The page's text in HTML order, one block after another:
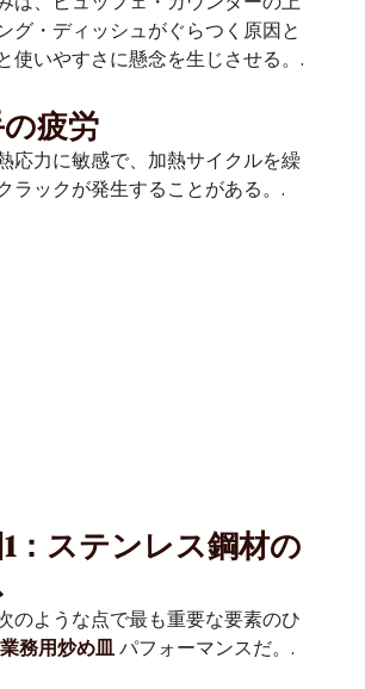
グ・ディッシュがぐらつく原因と
使いやすさに懸念を生じさせる。.
疲労
応力に敏感で、加熱サイクルを繰
ラックが発生することがある。.
：ステンレス鋼材の
のような点で最も重要な要素のひ
業務用炒め皿 パフォーマンスだ。.